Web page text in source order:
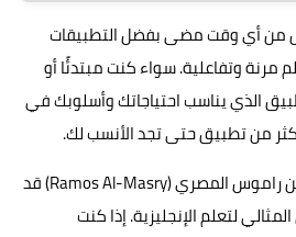
من أي وقت مضى بفضل التطبيقات
مرنة وتفاعلية. سواء كنت مبتدئًا أو
الذي يناسب احتياجاتك وأسلوبك في
من تطبيق حتى تجد الأنسب لك.
نأمل أن يكون هذا الدليل من راموس المصري (Ramos Al-Masry) قد
لتعلم الإنجليزية. إذا كنت